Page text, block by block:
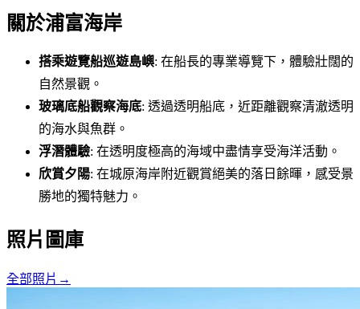
關於浦富海岸
搭乘遊覽船巡遊島嶼: 在船長的專業導覽下，體驗壯闊的
自然景觀。
玻璃底船觀察海底: 透過透明船底，近距離觀察清澈透明
的海水與魚群。
浮潛體驗: 在透明度極高的海域中盡情享受海洋活動。
欣賞夕陽: 在城原海岸附近觀賞絕美的落日餘暉，感受景
勝地的獨特魅力。
照片圖庫
全部照片 →